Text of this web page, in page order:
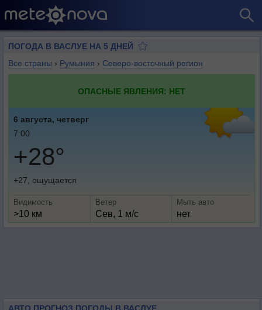
ПОГОДА В ВАСЛУЕ НА 5 ДНЕЙ
Все страны › Румыния › Северо-восточный регион
ОПАСНЫЕ ЯВЛЕНИЯ: НЕТ
6 августа, четверг
7:00
+28°
+27, ощущается
Видимость
>10 км
Ветер
Сев, 1 м/с
Мыть авто
нет